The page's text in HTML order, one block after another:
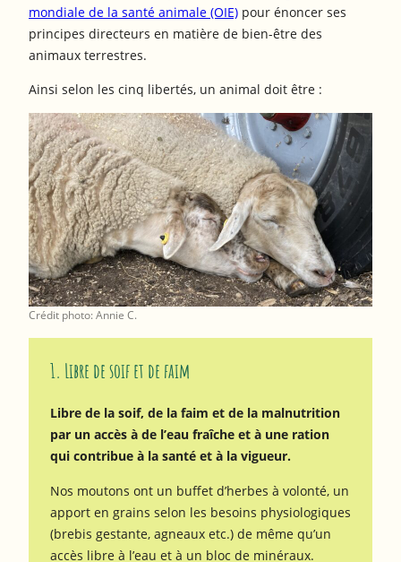
mondiale de la santé animale (OIE) pour énoncer ses
principes directeurs en matière de bien-être des
animaux terrestres.
Ainsi selon les cinq libertés, un animal doit être :
Crédit photo: Annie C.
1. Libre de soif et de faim
Libre de la soif, de la faim et de la malnutrition
par un accès à de l’eau fraîche et à une ration
qui contribue à la santé et à la vigueur.
Nos moutons ont un buffet d’herbes à volonté, un
apport en grains selon les besoins physiologiques
(brebis gestante, agneaux etc.) de même qu’un
accès libre à l’eau et à un bloc de minéraux.